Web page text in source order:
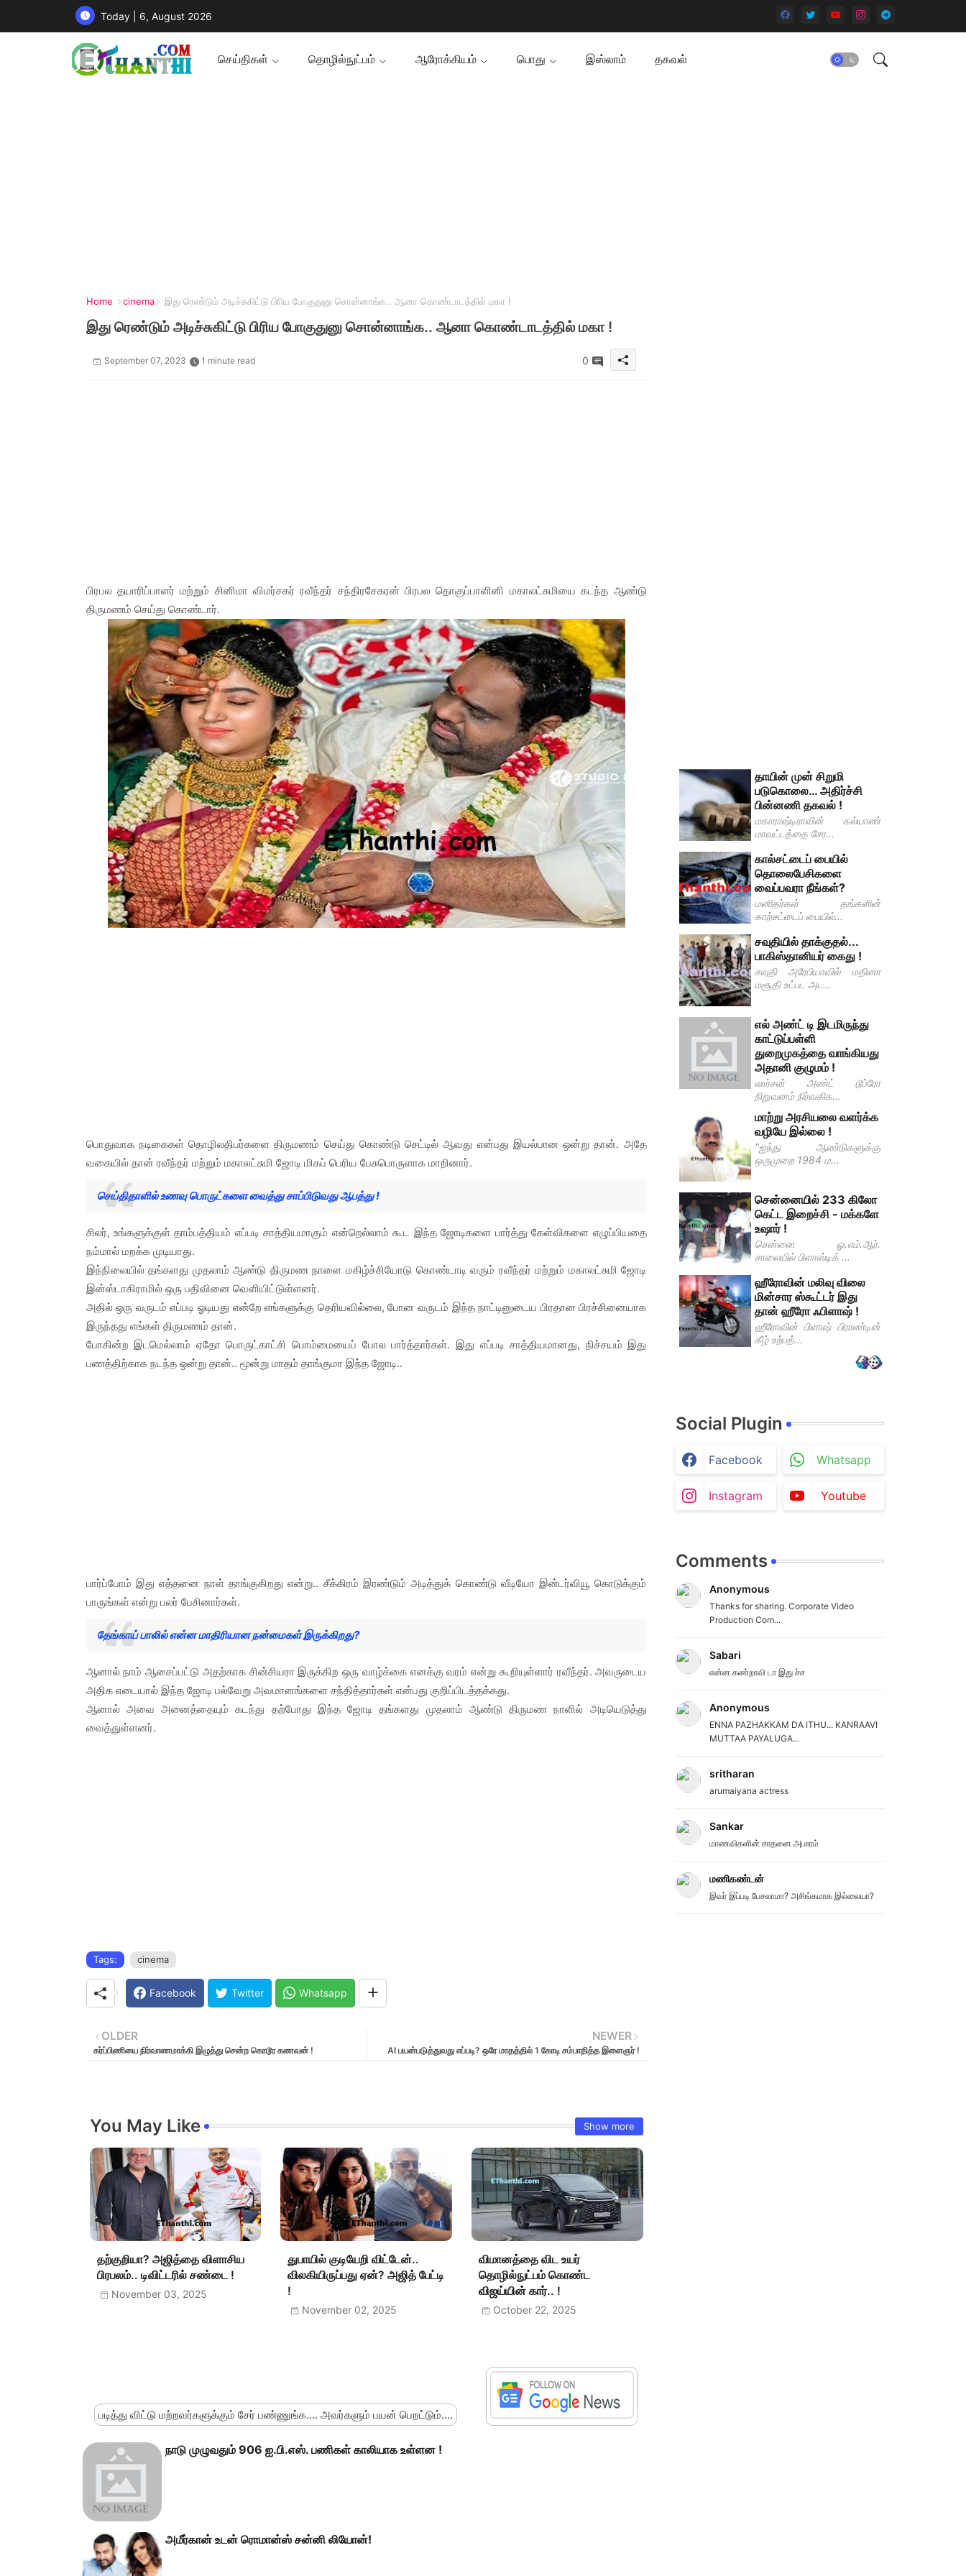
Today | 6, August 2026
செய்திகள் தொழில்நுட்பம் ஆரோக்கியம் பொது இஸ்லாம் தகவல்
Home cinema இது ரெண்டும் அடிச்சுகிட்டு பிரிய போகுதுனு சொன்னாங்க.. ஆனா கொண்டாடத்தில் மகா !
இது ரெண்டும் அடிச்சுகிட்டு பிரிய போகுதுனு சொன்னாங்க.. ஆனா கொண்டாடத்தில் மகா !
September 07, 2023 1 minute read 0
பிரபல தயாரிப்பாளர் மற்றும் சினிமா விமர்சகர் ரவீந்தர் சந்திரசேகரன் பிரபல தொகுப்பாளினி மகாலட்சுமியை கடந்த ஆண்டு
திருமணம் செய்து கொண்டார்.
பொதுவாக நடிகைகள் தொழிலதிபர்களை திருமணம் செய்து கொண்டு செட்டில் ஆவது என்பது இயல்பான ஒன்று தான். அதே
வகையில் தான் ரவீந்தர் மற்றும் மகாலட்சுமி ஜோடி மிகப் பெரிய பேசுபொருளாக மாறினார்.
செய்திதாளில் உணவு பொருட்களை வைத்து சாப்பிடுவது ஆபத்து !
சிலர், உங்களுக்குள் தாம்பத்தியம் எப்படி சாத்தியமாகும் என்றெல்லாம் கூட இந்த ஜோடிகளை பார்த்து கேள்விகளை எழுப்பியதை
நம்மால் மறக்க முடியாது.
இந்நிலையில் தங்களது முதலாம் ஆண்டு திருமண நாளை மகிழ்ச்சியோடு கொண்டாடி வரும் ரவீந்தர் மற்றும் மகாலட்சுமி ஜோடி
இன்ஸ்டாகிராமில் ஒரு பதிவினை வெளியிட்டுள்ளனர்.
அதில் ஒரு வருடம் எப்படி ஓடியது என்றே எங்களுக்கு தெரியவில்லை, போன வருடம் இந்த நாட்டினுடைய பிரதான பிரச்சினையாக
இருந்தது எங்கள் திருமணம் தான்.
போகின்ற இடமெல்லாம் ஏதோ பொருட்காட்சி பொம்மையைப் போல பார்த்தார்கள். இது எப்படி சாத்தியமானது, நிச்சயம் இது
பணத்திற்காக நடந்த ஒன்று தான்.. மூன்று மாதம் தாங்குமா இந்த ஜோடி..
பார்ப்போம் இது எத்தனை நாள் தாங்குகிறது என்று.. சீக்கிரம் இரண்டும் அடித்துக் கொண்டு வீடியோ இன்டர்வியூ கொடுக்கும்
பாருங்கள் என்று பலர் பேசினார்கள்.
தேங்காய் பாலில் என்ன மாதிரியான நன்மைகள் இருக்கிறது?
ஆனால் நாம் ஆசைப்பட்டு அதற்காக சின்சியரா இருக்கிற ஒரு வாழ்க்கை எனக்கு வரம் என்று கூறியுள்ளார் ரவீந்தர். அவருடைய
அதிக எடையால் இந்த ஜோடி பல்வேறு அவமானங்களை சந்தித்தார்கள் என்பது குறிப்பிடத்தக்கது.
ஆனால் அவை அனைத்தையும் கடந்து தற்போது இந்த ஜோடி தங்களது முதலாம் ஆண்டு திருமண நாளில் அடியெடுத்து
வைத்துள்ளனர்.
Tags: cinema
Facebook Twitter Whatsapp
NEWER
AI பயன்படுத்துவது எப்படி? ஒரே மாதத்தில் 1 கோடி சம்பாதித்த இளைஞர் !
OLDER
கர்ப்பிணியை நிர்வாணமாக்கி இழுத்து சென்ற கொடூர கணவன் !
You May Like Show more
தற்குறியா? அஜித்தை விளாசிய
பிரபலம்.. டிவிட்டரில் சண்டை !
November 03, 2025
துபாயில் குடியேறி விட்டேன்..
விலகியிருப்பது ஏன்? அஜித் பேட்டி
!
November 02, 2025
விமானத்தை விட உயர்
தொழில்நுட்பம் கொண்ட
விஜய்யின் கார்.. !
October 22, 2025
படித்து விட்டு மற்றவர்களுக்கும் சேர் பண்ணுங்க.... அவர்களும் பயன் பெறட்டும்....
நாடு முழுவதும் 906 ஐ.பி.எஸ். பணிகள் காலியாக உள்ளன !
அமீர்கான் உடன் ரொமான்ஸ் சன்னி லியோன்!
தாயின் முன் சிறுமி
படுகொலை… அதிர்ச்சி
பின்னணி தகவல் !
மகாராஷ்டிராவின் கல்யாண்
மாவட்டத்தை சேர...
கால்சட்டைப் பையில்
தொலைபேசிகளை
வைப்பவரா நீங்கள்?
மனிதர்கள் தங்களின்
காற்சட்டைப் பையில்...
சவுதியில் தாக்குதல் ...
பாகிஸ்தானியர் கைது !
சவுதி அரேபியாவில் மதினா
மசூதி உட்பட அட...
எல் அண்ட் டி இடமிருந்து
காட்டுப்பள்ளி
துறைமுகத்தை வாங்கியது
அதானி குழுமம் !
லார்சன் அண்ட் டூப்ரோ
நிறுவனம் நிர்வகிக...
மாற்று அரசியலை வளர்க்க
வழியே இல்லை !
''ஐந்து ஆண்டுகளுக்கு
ஒருமுறை 1984 ம...
சென்னையில் 233 கிலோ
கெட்ட இறைச்சி - மக்களே
உஷார் !
சென்னை ஓ.எம்.ஆர்.
சாலையில் பிளாஸ்டிக் ...
ஹீரோவின் மலிவு விலை
மின்சார ஸ்கூட்டர் இது
தான் ஹீரோ ஃபிளாஷ் !
ஹீரோவின் பிளாஷ் பிராண்டின்
கீழ் உற்பத்...
Social Plugin
Facebook Whatsapp
Instagram Youtube
Comments
Anonymous
Thanks for sharing. Corporate Video
Production Com...
Sabari
என்ன கண்றாவி டா இது ச்ச
Anonymous
ENNA PAZHAKKAM DA ITHU... KANRAAVI
MUTTAA PAYALUGA...
sritharan
arumaiyana actress
Sankar
மாணவிகளின் சாதனை அபாரம்
மணிகண்டன்
இவர் இப்படி பேசலாமா? அசிங்கமாக இல்லையா?